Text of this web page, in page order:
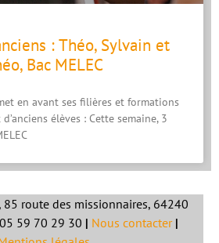
: Théo, Sylvain et
Bac MELEC
en avant ses filières et formations
élèves : Cette semaine, 3
85 route des missionnaires, 64240
59 70 29 30 | Nous contacter|